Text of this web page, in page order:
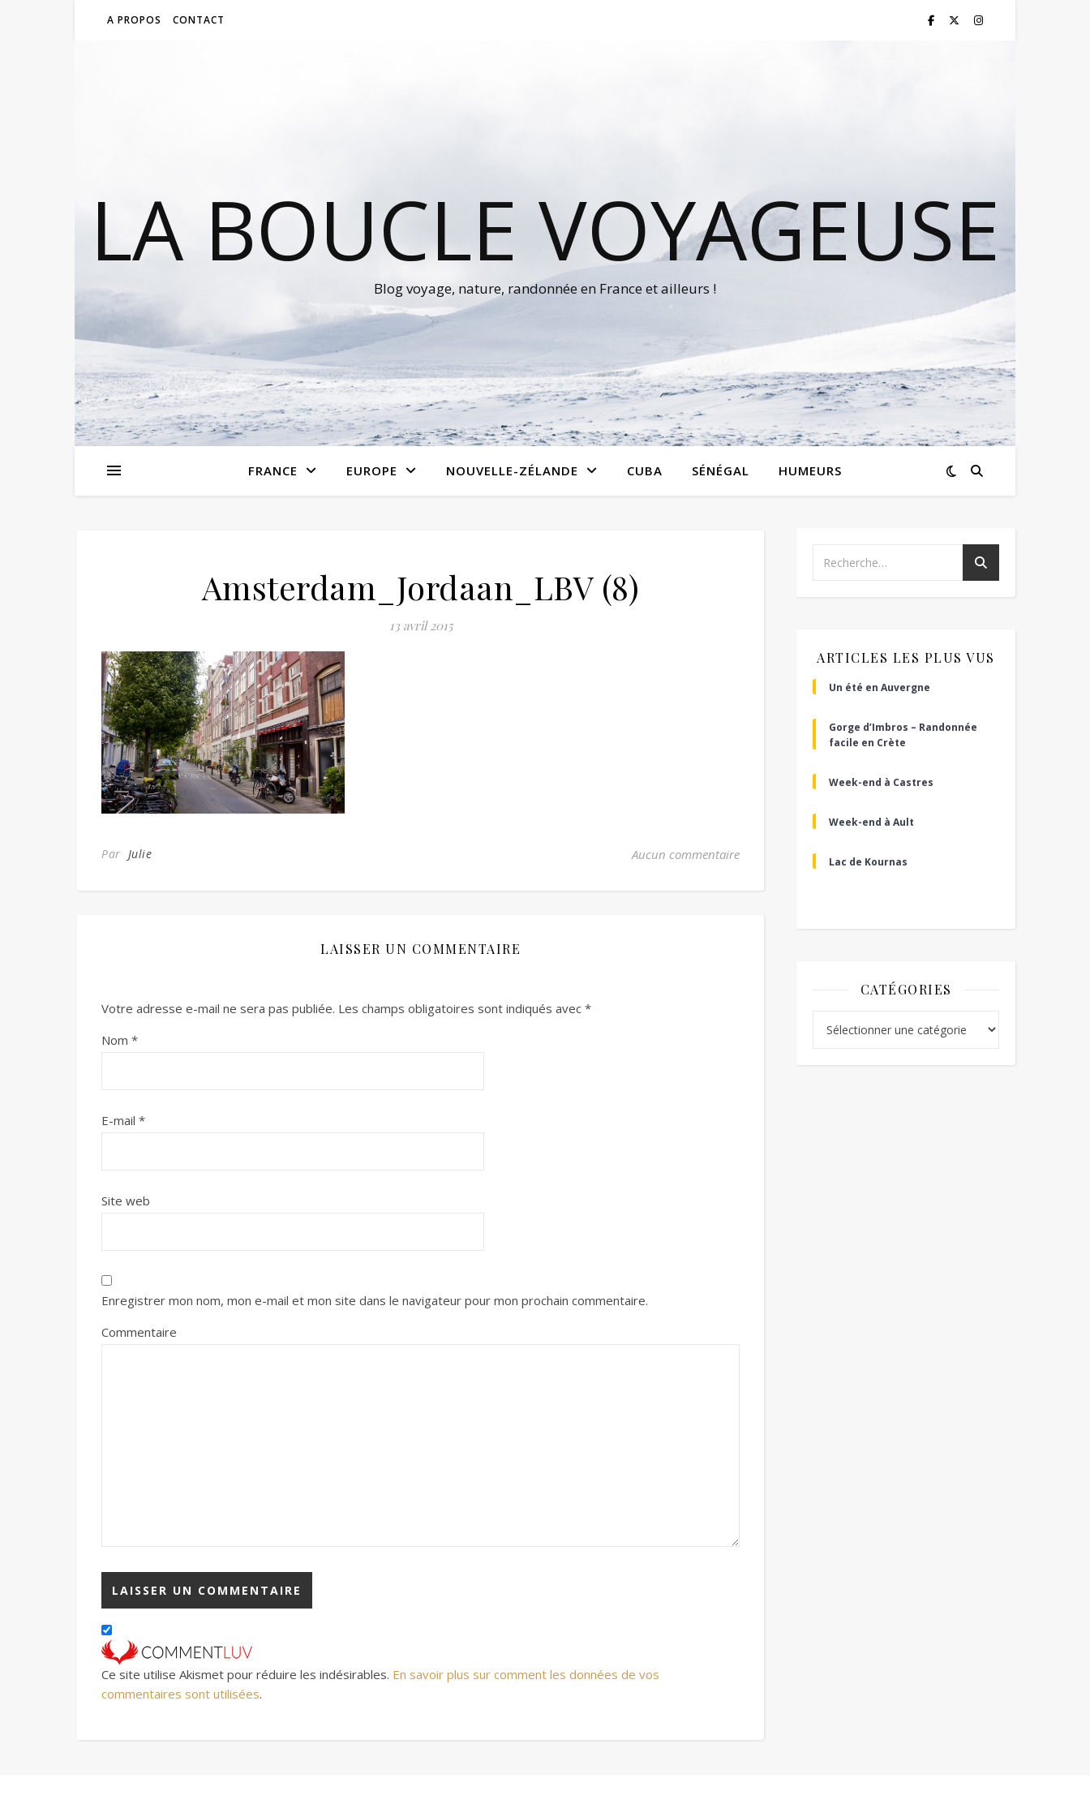
A PROPOS CONTACT
LA BOUCLE VOYAGEUSE
Blog voyage, nature, randonnée en France et ailleurs !
FRANCE EUROPE NOUVELLE-ZÉLANDE CUBA SÉNÉGAL HUMEURS
Amsterdam_Jordaan_LBV (8)
13 avril 2015
Par Julie Aucun commentaire
LAISSER UN COMMENTAIRE
Votre adresse e-mail ne sera pas publiée. Les champs obligatoires sont indiqués avec *
Nom *
E-mail *
Site web
Enregistrer mon nom, mon e-mail et mon site dans le navigateur pour mon prochain commentaire.
Commentaire
Ce site utilise Akismet pour réduire les indésirables. En savoir plus sur comment les données de vos
commentaires sont utilisées.
ARTICLES LES PLUS VUS
Un été en Auvergne
Gorge d’Imbros – Randonnée
facile en Crète
Week-end à Castres
Week-end à Ault
Lac de Kournas
CATÉGORIES